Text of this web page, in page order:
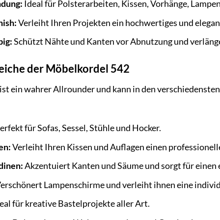
Ideal für Polsterarbeiten, Kissen, Vorhänge,
Verleiht Ihren Projekten ein hochwertiges und
Schützt Nähte und Kanten vor Abnutzung und
der Möbelkordel 542
ein wahrer Allrounder und kann in den
für Sofas, Sessel, Stühle und Hocker.
Verleiht Ihren Kissen und Auflagen einen
Akzentuiert Kanten und Säume und sorgt für einen
Lampenschirme und verleiht ihnen eine
für kreative Bastelprojekte aller Art.